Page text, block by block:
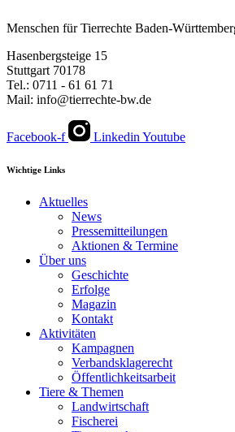
Menschen für Tierrechte Baden-
Hasenbergsteige 15
Stuttgart 70178
Tel.: 0711 - 61 61 71
Mail: info@tierrechte-bw.de
Facebook-f Linkedin Youtube
Wichtige Links
Aktuelles
News
Pressemitteilungen
Aktionen & Termine
Über uns
Geschichte
Erfolge
Magazin
Kontakt
Aktivitäten
Kampagnen
Verbandsklagerecht
Öffentlichkeitsarbeit
Tiere & Themen
Landwirtschaft
Fischerei